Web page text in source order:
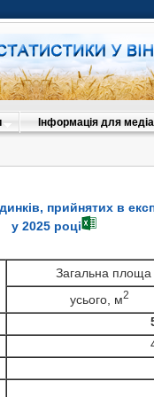
Інформація для медіа
прийнятих в
у 2025 році
Загальна площа
усього, м2
Загальна площа
усього, м
Загальна площа
2
Загальна
2